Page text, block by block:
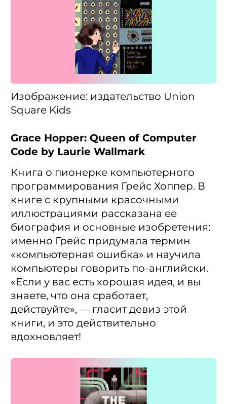
Изображение: издательство Union
Square Kids
Grace Hopper: Queen of Computer
Code by Laurie Wallmark
Книга о пионерке компьютерного
программирования Грейс Хоппер. В
книге с крупными красочными
иллюстрациями рассказана ее
биография и основные изобретения:
именно Грейс придумала термин
«компьютерная ошибка» и научила
компьютеры говорить по-английски.
«Если у вас есть хорошая идея, и вы
знаете, что она сработает,
действуйте», — гласит девиз этой
книги, и это действительно
вдохновляет!